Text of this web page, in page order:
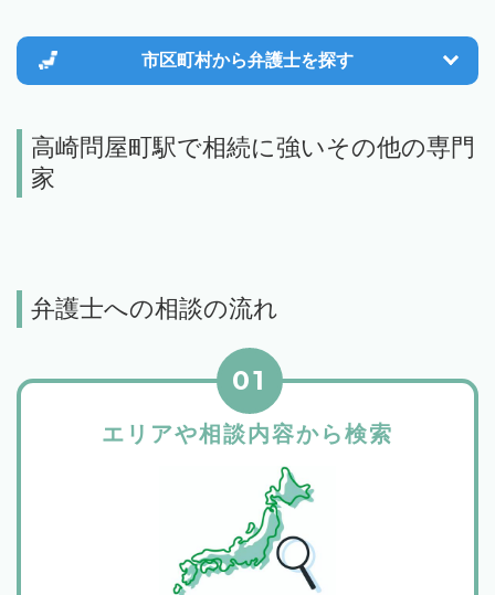
市区町村から弁護士を探す
高崎問屋町駅で相続に強いその他の専門
家
弁護士への相談の流れ
エリアや相談内容から検索
01